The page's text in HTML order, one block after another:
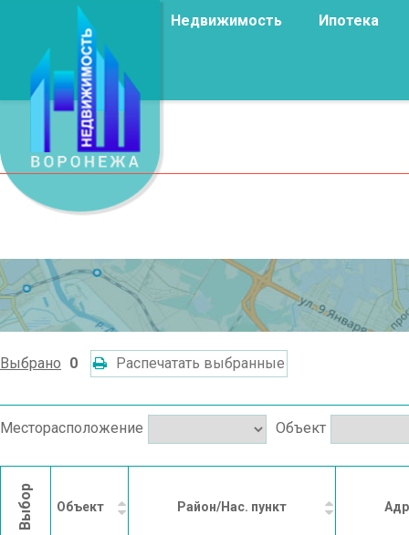
Недвижимость Ипотека
Выбрано 0 Распечатать выбранные
Месторасположение Объект
Выбор Объект Район/Нас. пункт